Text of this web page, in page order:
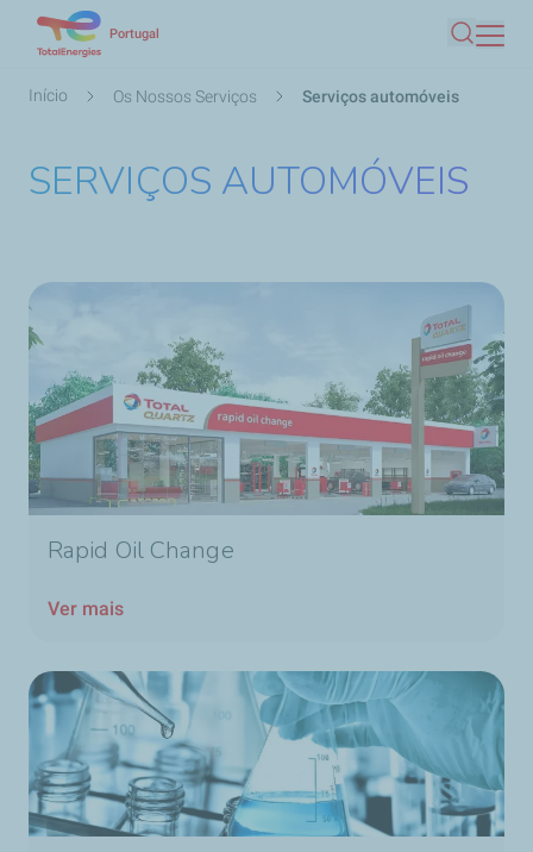
Portugal
Navegação
Início Os Nossos Serviços Serviços automóveis
SERVIÇOS AUTOMÓVEIS
Rapid Oil Change
Ver mais